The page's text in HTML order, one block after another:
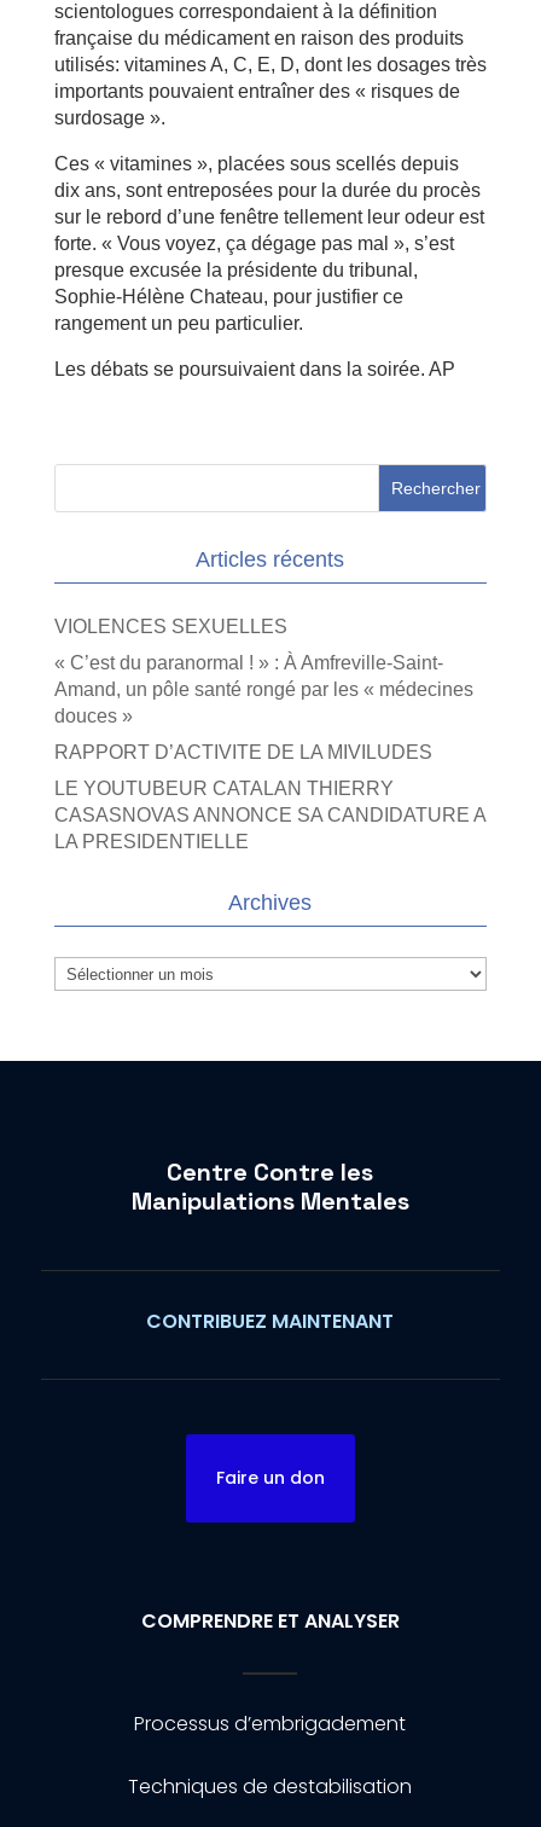
scientologues correspondaient à la définition
française du médicament en raison des produits
utilisés: vitamines A, C, E, D, dont les dosages très
importants pouvaient entraîner des « risques de
surdosage ».
Ces « vitamines », placées sous scellés depuis
dix ans, sont entreposées pour la durée du procès
sur le rebord d’une fenêtre tellement leur odeur est
forte. « Vous voyez, ça dégage pas mal », s’est
presque excusée la présidente du tribunal,
Sophie-Hélène Chateau, pour justifier ce
rangement un peu particulier.
Les débats se poursuivaient dans la soirée. AP
Articles récents
VIOLENCES SEXUELLES
« C’est du paranormal ! » : À Amfreville-Saint-
Amand, un pôle santé rongé par les « médecines
douces »
RAPPORT D’ACTIVITE DE LA MIVILUDES
LE YOUTUBEUR CATALAN THIERRY
CASASNOVAS ANNONCE SA CANDIDATURE A
LA PRESIDENTIELLE
Archives
Archives
Centre Contre les
Manipulations Mentales
CONTRIBUEZ MAINTENANT
Faire un don
COMPRENDRE ET ANALYSER
Processus d’embrigadement
Techniques de destabilisation